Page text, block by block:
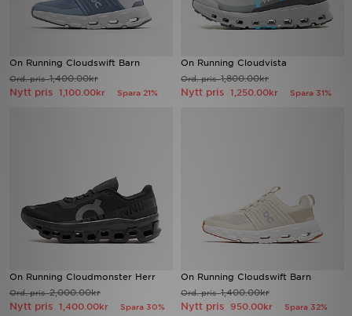
On Running Cloudswift Barn
Ord. pris1,400.00kr
Nytt pris 1,100.00kr Spara 21%
On Running Cloudvista
Ord. pris1,800.00kr
Nytt pris 1,250.00kr Spara 31%
On Running Cloudmonster Herr
Ord. pris2,000.00kr
Nytt pris 1,400.00kr Spara 30%
On Running Cloudswift Barn
Ord. pris1,400.00kr
Nytt pris 950.00kr Spara 32%
JD Blogg